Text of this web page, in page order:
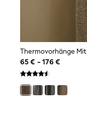
Wellies
Wide Fit
Shoes
All Underwear
Nighties
Pyjamas
65 € - 176 €